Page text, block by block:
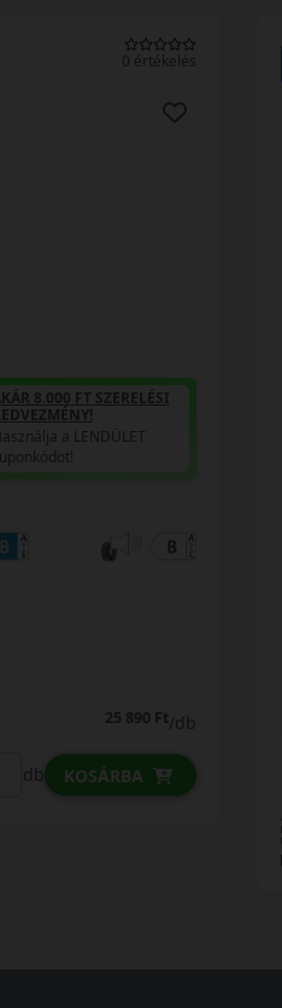
0 értékelés
8.000 FT SZERELÉSI
a LENDÜLET
25 890 Ft/db
db KOSÁRBA